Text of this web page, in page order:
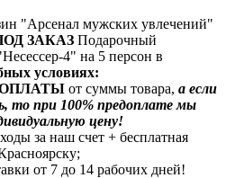
"Арсенал мужских увлечений"
ЗАКАЗ Подарочный
4" на 5 персон в
условиях:
от суммы товара, а если
то при 100% предоплате мы
цену!
за наш счет + бесплатная
от 7 до 14 рабочих дней!